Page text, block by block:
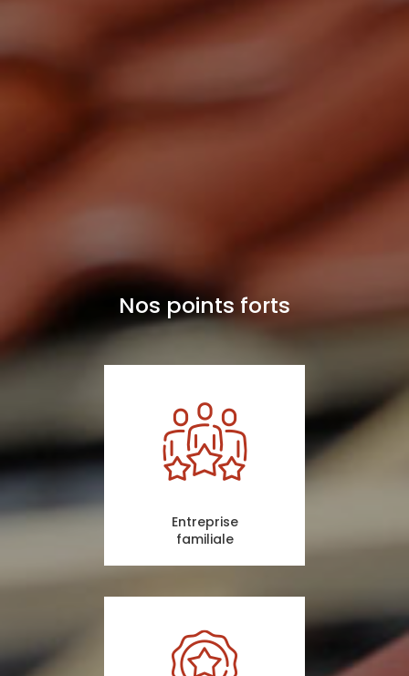
Nos points forts
Entreprise
familiale